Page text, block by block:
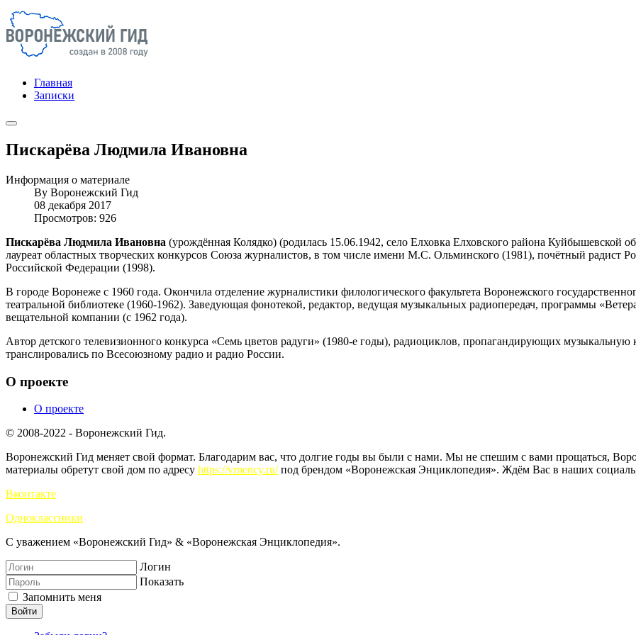
Главная
Записки
Пискарёва Людмила Ивановна
Информация о материале
By Воронежский Гид
08 декабря 2017
Просмотров: 926
Пискарёва Людмила Ивановна (урождённая Колядко) (родилась 15.06.1942, село Елховка Елховского района Куйбышевской
лауреат областных творческих конкурсов Союза журналистов, в том числе имени М.С. Ольминского (1981), почётный радист
Российской Федерации (1998).
В городе Воронеже с 1960 года. Окончила отделение журналистики филологического факультета Воронежского
театральной библиотеке (1960-1962). Заведующая фонотекой, редактор, ведущая музыкальных радиопередач, программы
вещательной компании (с 1962 года).
Автор детского телевизионного конкурса «Семь цветов радуги» (1980-е годы), радиоциклов, пропагандирующих
транслировались по Всесоюзному радио и радио России.
О проекте
О проекте
© 2008-2022 - Воронежский Гид.
Воронежский Гид меняет свой формат. Благодарим вас, что долгие годы вы были с нами. Мы не спешим с вами прощаться,
материалы обретут свой дом по адресу https://vrnency.ru/под брендом «Воронежская Энциклопедия». Ждём Вас в наших
Вконтакте
Одноклассники
С уважением «Воронежский Гид» & «Воронежская Энциклопедия».
Логин
Показать
Запомнить меня
Войти